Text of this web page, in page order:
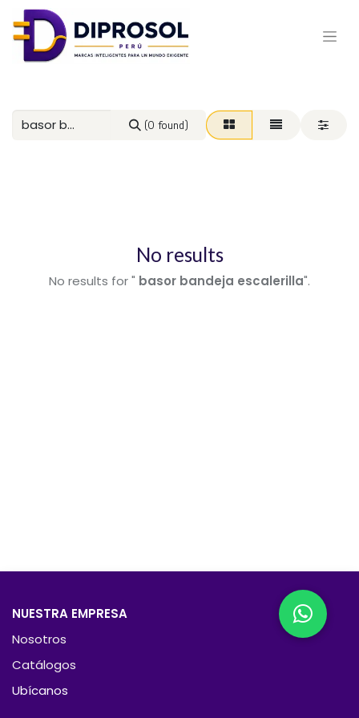
(0 found)
No results
No results for " basor bandeja escalerilla".
NUESTRA EMPRESA
Nosotros
Catálogos
Ubícanos